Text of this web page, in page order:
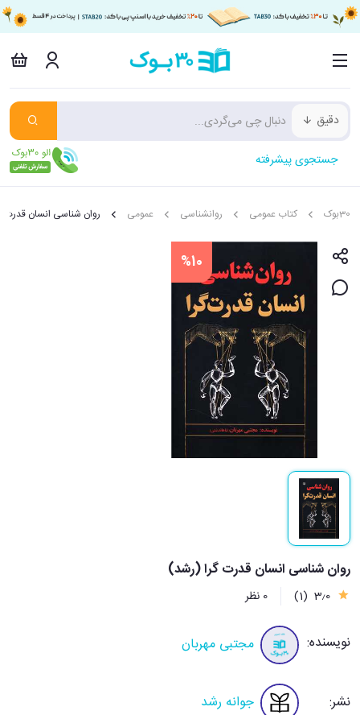
دقیق
جستجوی پیشرفته
30بوک کتاب عمومی روانشناسی عمومی روان شناسی انسان قدرت
%10
روان شناسی انسان قدرت گرا (رشد)
3٫0 (1) 0 نظر
نویسنده: مجتبی مهربان
نشر: جوانه رشد